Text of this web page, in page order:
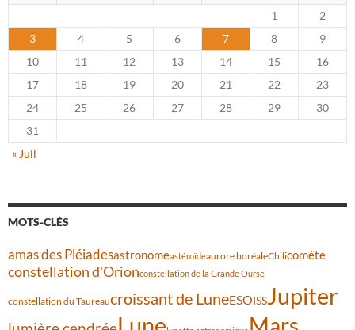
1
2
3
4 5 6 7 8
9
10
11 12 13 14 15
16
17
18 19 20 21 22
23
24
25 26 27 28 29
30
31
« Juil
MOTS-CLÉS
amas des Pléiadesastronomeastéroïdeaurore boréaleChilicomète
constellation d'Orionconstellation de la Grande Ourse
constellation du Taureaucroissant de LuneESOISSJupiter